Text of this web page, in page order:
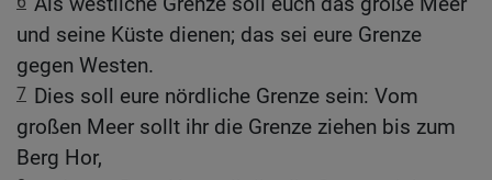
und seine Küste dienen; das sei eure Grenze
gegen Westen.
7 Dies soll eure nördliche Grenze sein: Vom
großen Meer sollt ihr die Grenze ziehen bis zum
Berg Hor,